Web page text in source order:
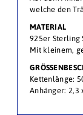
welche den
MATERIAL
925er Sterling
Mit kleinem,
Kettenlänge:
Anhänger: 2,3